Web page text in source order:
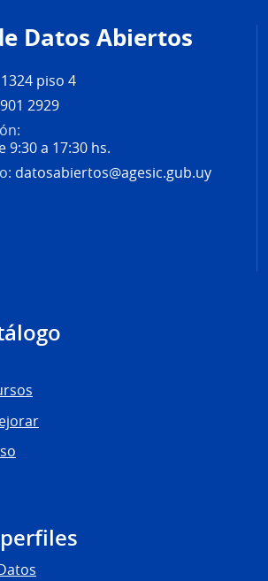
Datos Abiertos
piso 4
2929
9:30 a 17:30 hs.
datosabiertos@agesic.gub.uy